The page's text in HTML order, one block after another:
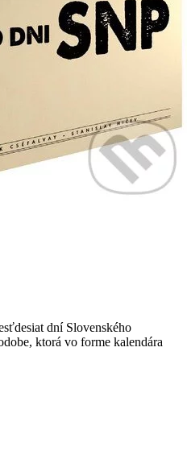
dní Slovenského
ktorá vo forme kalendára